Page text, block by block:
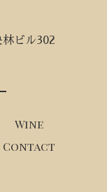
ビル302
Wine
Contact